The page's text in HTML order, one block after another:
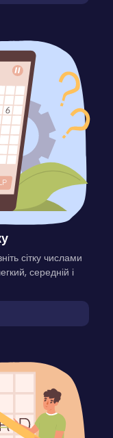
сітку числами
середній і